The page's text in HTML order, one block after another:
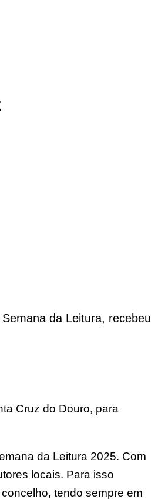
da Leitura, recebeu
Cruz do Douro, para
da Leitura 2025. Com
locais. Para isso
tendo sempre em